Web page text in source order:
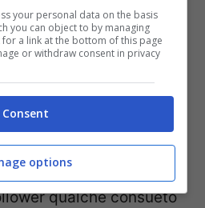
(Screenshot)
piccanti
questa volta si è
sua sensualità, dopo
qualche consueto
your personal data on the basis
you can object to by managing
a link at the bottom of this page
or withdraw consent in privacy
Consent
options